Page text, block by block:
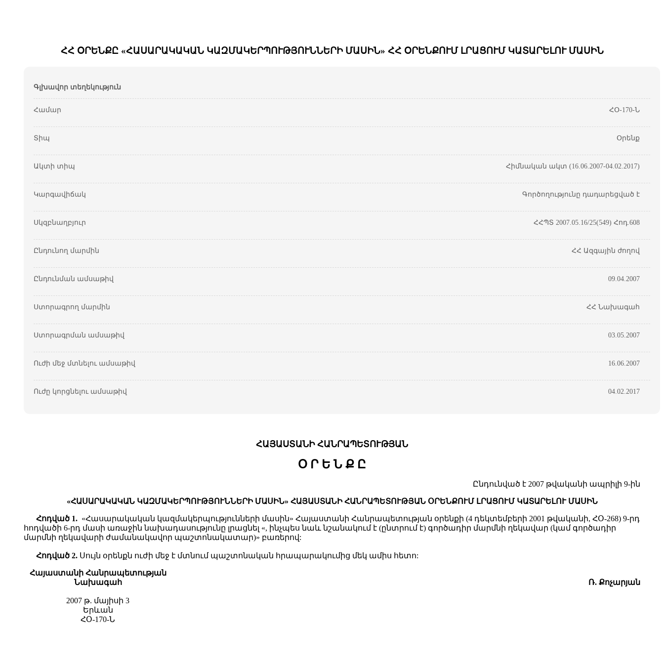
ՀՀ ՕՐԵՆՔԸ «ՀԱՍԱՐԱԿԱԿԱՆ ԿԱԶՄԱԿԵՐՊՈՒԹՅՈՒՆՆԵՐԻ ՄԱՍԻՆ» ՀՀ ՕՐԵՆՔՈՒՄ ԼՐԱՑՈՒՄ ԿԱՏԱՐԵԼՈՒ ՄԱՍԻՆ
Գլխավոր տեղեկություն
Համար ՀՕ-170-Ն
Տիպ Օրենք
Ակտի տիպ Հիմնական ակտ (16.06.2007-04.02.2017)
Կարգավիճակ Գործողությունը դադարեցված է
Սկզբնաղբյուր ՀՀՊՏ 2007.05.16/25(549) Հոդ.608
Ընդունող մարմին ՀՀ Ազգային ժողով
Ընդունման ամսաթիվ 09.04.2007
Ստորագրող մարմին ՀՀ Նախագահ
Ստորագրման ամսաթիվ 03.05.2007
Ուժի մեջ մտնելու ամսաթիվ 16.06.2007
Ուժը կորցնելու ամսաթիվ 04.02.2017
ՀԱՅԱՍՏԱՆԻ ՀԱՆՐԱՊԵՏՈՒԹՅԱՆ
Օ Ր Ե Ն Ք Ը
Ընդունված է 2007 թվականի ապրիլի 9-ին
«ՀԱՍԱՐԱԿԱԿԱՆ ԿԱԶՄԱԿԵՐՊՈՒԹՅՈՒՆՆԵՐԻ ՄԱՍԻՆ» ՀԱՅԱՍՏԱՆԻ ՀԱՆՐԱՊԵՏՈՒԹՅԱՆ ՕՐԵՆՔՈՒՄ ԼՐԱՑՈՒՄ ԿԱՏԱՐԵԼՈՒ ՄԱՍԻՆ
Հոդված 1. «Հասարակական կազմակերպությունների մասին» Հայաստանի Հանրապետության օրենքի (4 դեկտեմբերի 2001 թվականի, ՀՕ-268) 9-րդ
հոդվածի 6-րդ մասի առաջին նախադասությունը լրացնել «, ինչպես նաև նշանակում է (ընտրում է) գործադիր մարմնի ղեկավար (կամ գործադիր
մարմնի ղեկավարի ժամանակավոր պաշտոնակատար)» բառերով:
Հոդված 2. Սույն օրենքն ուժի մեջ է մտնում պաշտոնական հրապարակումից մեկ ամիս հետո:
Հայաստանի Հանրապետության
Նախագահ
Ռ. Քոչարյան
2007 թ. մայիսի 3
Երևան
ՀՕ-170-Ն